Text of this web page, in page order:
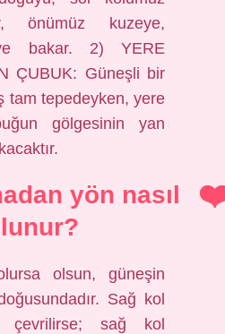
önümüz kuzeye,
bakar. 2) YERE
ÇUBUK: Güneşli bir
tam tepedeyken, yere
gölgesinin yan
yön nasıl
olsun, güneşin
Sağ kol
çevrilirse; sağ kol